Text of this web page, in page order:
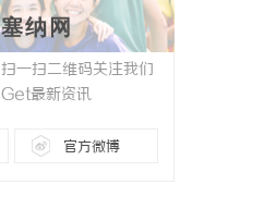
塞纳网
扫一扫二维码关注我们
Get最新资讯
官方微博